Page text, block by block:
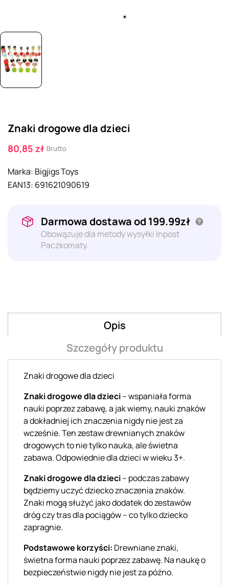
Znaki drogowe dla dzieci
80,85 zł Brutto
Marka: Bigjigs Toys
EAN13: 691621090619
Darmowa dostawa od 199.99zł
Obowązuje dla metody wysyłki Inpost
Paczkomaty.
Opis
Szczegóły produktu
Znaki drogowe dla dzieci
Znaki drogowe dla dzieci– wspaniała forma
nauki poprzez zabawę, a jak wiemy, nauki znaków
a dokładniej ich znaczenia nigdy nie jest za
wcześnie. Ten zestaw drewnianych znaków
drogowych to nie tylko nauka, ale świetna
zabawa. Odpowiednie dla dzieci w wieku 3+.
Znaki drogowe dla dzieci– podczas zabawy
będziemy uczyć dziecko znaczenia znaków.
Znaki mogą służyć jako dodatek do zestawów
dróg czy tras dla pociągów – co tylko dziecko
zapragnie.
Podstawowe korzyści: Drewniane znaki,
świetna forma nauki poprzez zabawę. Na naukę o
bezpieczeństwie nigdy nie jest za późno.